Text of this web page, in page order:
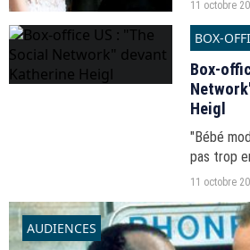
11 octobre
BOX-
Box-
Heigl
"Bébé
pas trop
11 octobre
AUDIENCES